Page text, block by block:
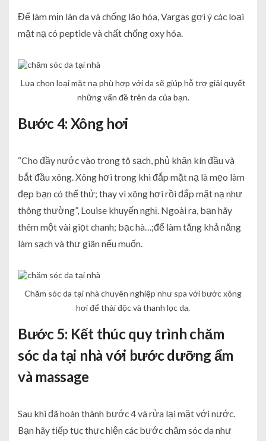
Để làm mịn làn da và chống lão hóa, Vargas gợi ý các loại
mặt nạ có peptide và chất chống oxy hóa.
Lựa chọn loại mặt nạ phù hợp với da sẽ giúp hỗ trợ giải quyết
những vấn đề trên da của bạn.
Bước 4: Xông hơi
“Cho đầy nước vào trong tô sạch, phủ khăn kín đầu và
bắt đầu xông. Xông hơi trong khi đắp mặt nạ là mẹo làm
đẹp bạn có thể thử; thay vì xông hơi rồi đắp mặt nạ như
thông thường”, Louise khuyến nghị. Ngoài ra, bạn hãy
thêm một vài giọt chanh; bạc hà…;để làm tăng khả năng
làm sạch và thư giãn nếu muốn.
Chăm sóc da tại nhà chuyên nghiệp như spa với bước xông
hơi để thải độc và thanh lọc da.
Bước 5: Kết thúc quy trình chăm
sóc da tại nhà với bước dưỡng ẩm
và massage
Sau khi đã hoàn thành bước 4 và rửa lại mặt với nước.
Bạn hãy tiếp tục thực hiện các bước chăm sóc da như